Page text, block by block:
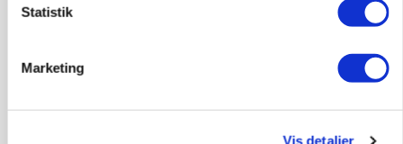
Statistik
Marketing
Vis detaljer